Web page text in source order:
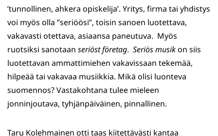
’tunnollinen, ahkera opiskelija’. Yritys, firma tai yhdistys
voi myös olla ”seriöösi”, toisin sanoen luotettava,
vakavasti otettava, asiaansa paneutuva. Myös
ruotsiksi sanotaan seriöstföretag. Seriös musikon siis
luotettavan ammattimiehen vakavissaan tekemää,
hilpeää tai vakavaa musiikkia. Mikä olisi luonteva
suomennos? Vastakohtana tulee mieleen
jonninjoutava, tyhjänpäiväinen, pinnallinen.
Taru Kolehmainen otti taas kiitettävästi kantaa